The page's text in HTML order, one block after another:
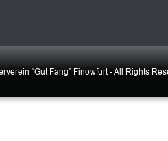
“Gut Fang” Finowfurt - All Rights